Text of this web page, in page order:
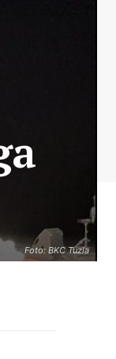
Foto: BKC Tuzla